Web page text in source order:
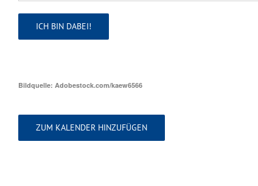
Bildquelle: Adobestock.com/kaew6566
ZUM KALENDER HINZUFÜGEN